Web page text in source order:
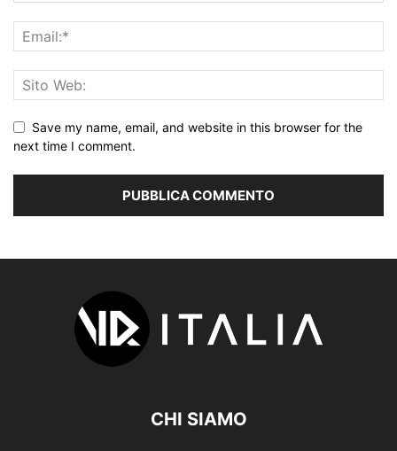
Save my name, email, and website in this browser for the
next time I comment.
CHI SIAMO